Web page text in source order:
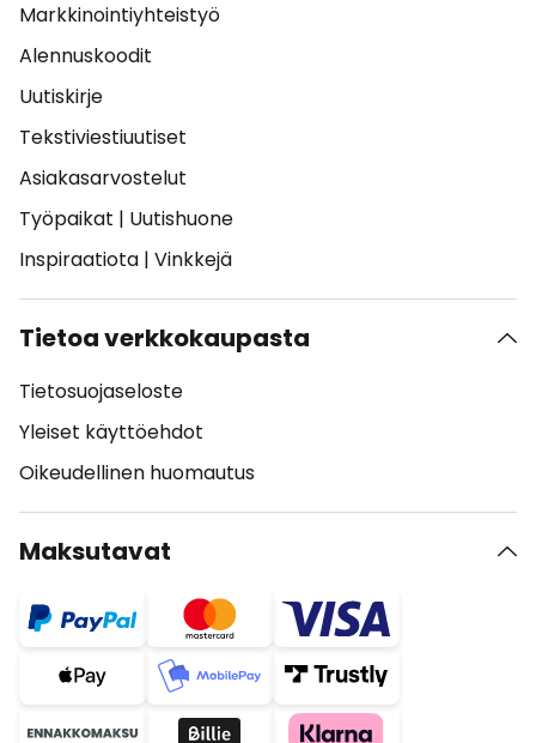
Markkinointiyhteistyö
Alennuskoodit
Uutiskirje
Tekstiviestiuutiset
Asiakasarvostelut
Työpaikat | Uutishuone
Inspiraatiota | Vinkkejä
Tietoa verkkokaupasta
Tietosuojaseloste
Yleiset käyttöehdot
Oikeudellinen huomautus
Maksutavat